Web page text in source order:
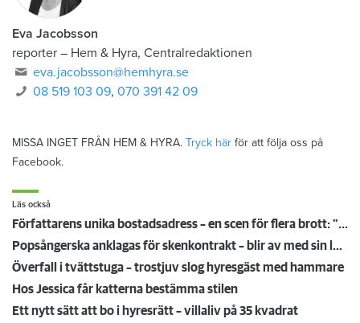
Eva Jacobsson
reporter – Hem & Hyra, Centralredaktionen
eva.jacobsson@hemhyra.se
08 519 103 09,070 391 42 09
MISSA INGET FRÅN HEM & HYRA. Tryck här för att följa oss på
Facebook.
Läs också
Författarens unika bostadsadress – en scen för flera brott: "Mordet skedde i mitt gamla vardagsrum"
Popsångerska anklagas för skenkontrakt – blir av med sin lägenhet
Överfall i tvättstuga – trostjuv slog hyresgäst med hammare
Hos Jessica får katterna bestämma stilen
Ett nytt sätt att bo i hyresrätt – villaliv på 35 kvadrat